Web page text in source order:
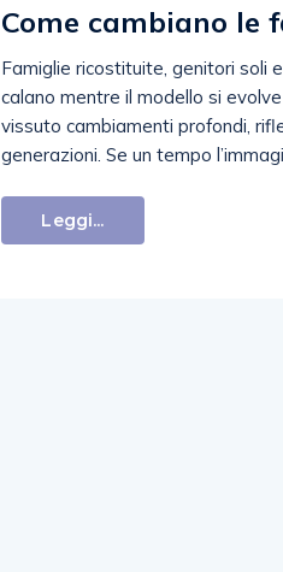
Come cambiano le
Famiglie ricostituite, genitori soli
calano mentre il modello si
vissuto cambiamenti profondi,
generazioni. Se un tempo
Leggi...